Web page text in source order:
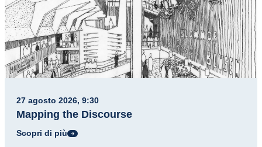
27 agosto 2026, 9:30
Mapping the Discourse
Scopri di più